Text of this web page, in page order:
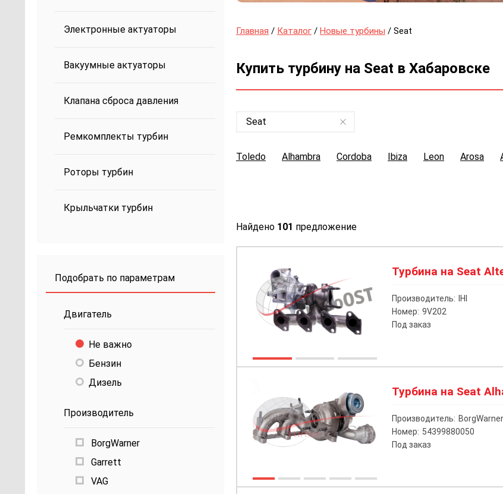
Электронные актуаторы
Вакуумные актуаторы
Клапана сброса давления
Ремкомплекты турбин
Роторы турбин
Крыльчатки турбин
Подобрать по параметрам
Двигатель
Не важно
Бензин
Дизель
Производитель
BorgWarner
Garrett
VAG
Главная / Каталог / Новые турбины / Seat
Купить турбину на Seat в Хабаровске
Seat
Toledo Alhambra Cordoba Ibiza Leon Arosa
Найдено 101 предложение
Турбина на Seat
Производитель:
IHI
Номер: 9V202
Под заказ
Турбина на Seat
Производитель: BorgWarner
Номер: 54399880050
Под заказ